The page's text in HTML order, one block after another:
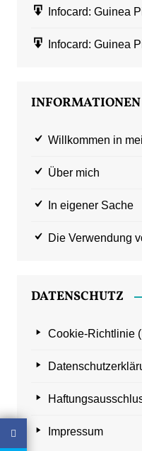
Infocard: Guinea
Infocard: Guinea
INFORMATIONEN
Willkommen in
Über mich
In eigener Sache
Die Verwendung
DATENSCHUTZ
Cookie-Richtlinie
Impressum